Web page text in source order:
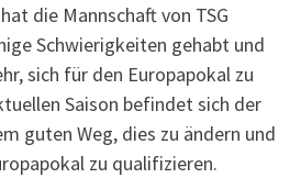
die Mannschaft von TSG
Schwierigkeiten gehabt und
sich für den Europapokal zu
Saison befindet sich der
guten Weg, dies zu ändern und
zu qualifizieren.